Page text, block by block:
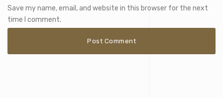
Save my name, email, and website in this browser for the next
time I comment.